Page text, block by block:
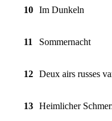
10 Im Dunkeln
11 Sommernacht
12 Deux airs russes
13 Heimlicher